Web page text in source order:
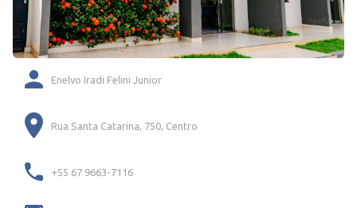
Enelvo Iradi Felini Junior
Rua Santa Catarina, 750, Centro
+55 67 9663-7116